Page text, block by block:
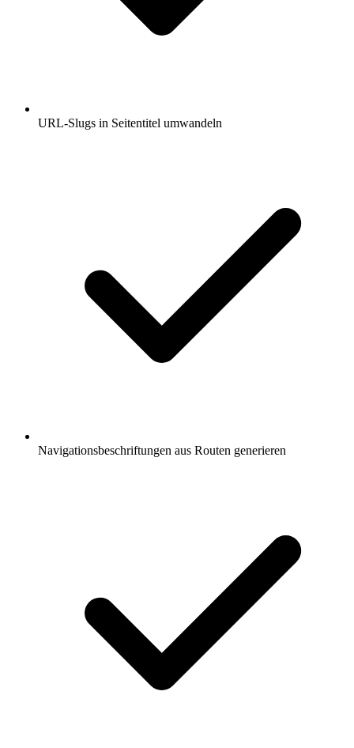
URL-Slugs in Seitentitel umwandeln
Navigationsbeschriftungen aus Routen generieren